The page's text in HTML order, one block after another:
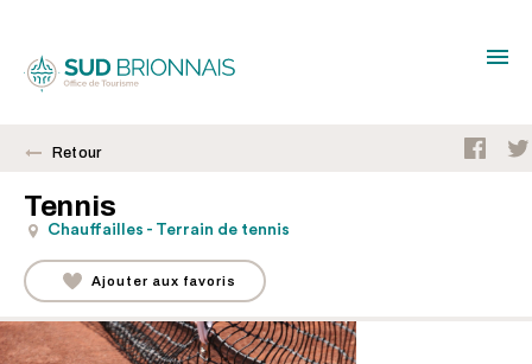
Retour
Tennis
Chauffailles - Terrain de tennis
Ajouter aux favoris